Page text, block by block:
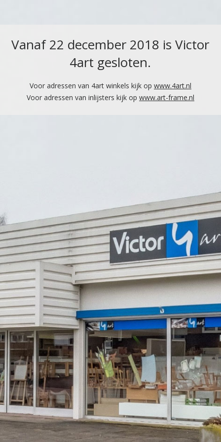
Vanaf 22 december 2018 is Victor
4art gesloten.
Voor adressen van 4art winkels kijk op www.4art.nl
Voor adressen van inlijsters kijk op www.art-frame.nl